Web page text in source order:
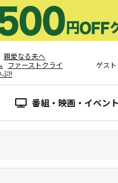
親愛なる夫へ
ファーストクライ
!!
ゲスト
番組・映画・イベン